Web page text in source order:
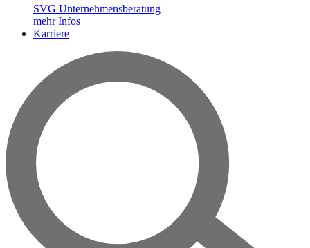
SVG Unternehmensberatung
mehr Infos
Karriere